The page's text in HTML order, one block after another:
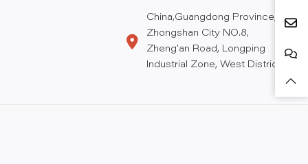
China,Guangdong Province,
Zhongshan City NO.8,
Zheng'an Road, Longping
Industrial Zone, West District